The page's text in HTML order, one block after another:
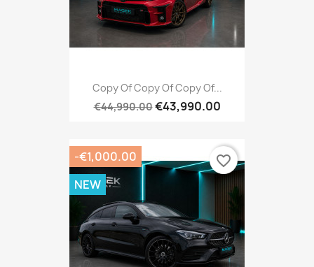
Copy Of Copy Of Copy Of...
€44,990.00€43,990.00
-€1,000.00
NEW
favorite_border